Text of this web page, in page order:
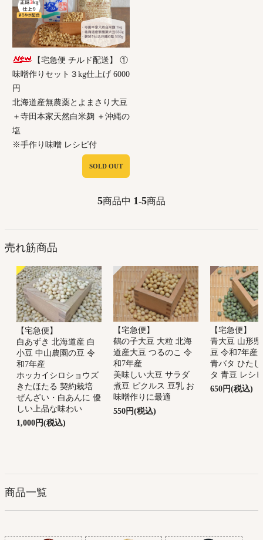
【宅急便 チルド配送】 ①
味噌作りセット３kg仕上げ 6000
円
北海道産無農薬とよまさり大豆
＋寺田本家天然白米麹 ＋沖縄の
塩
※手作り味噌 レシピ付
SOLD OUT
5商品中 1-5商品
売れ筋商品
【宅急便】
白あずき 北海道産 白
小豆 中山農園の豆 令
和7年産
ホッカイシロショウズ
きたほたる 契約栽培
ぜんざい・白あんに 優
しい上品な味わい
1,000円(税込)
【宅急便】
鶴の子大豆 大粒 北海
道産大豆 つるのこ 令
和7年産
美味しい大豆 サラダ
煮豆 ピクルス 豆乳 お
味噌作りに最適
550円(税込)
【宅急便】
青大豆 山形
豆 令和7年産
青バタ ひた
タ 青豆 レシ
650円(税込)
商品一覧